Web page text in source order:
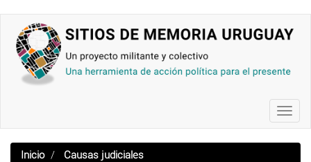
contenido
principal
Inicio
Causas judiciales